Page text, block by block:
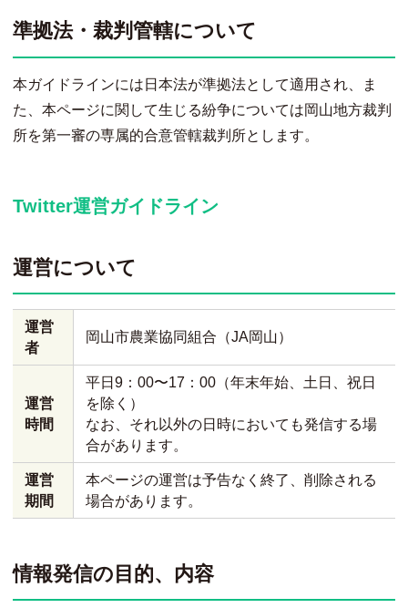
準拠法・裁判管轄について
本ガイドラインには日本法が準拠法として適用され、ま
た、本ページに関して生じる紛争については岡山地方裁判
所を第一審の専属的合意管轄裁判所とします。
Twitter運営ガイドライン
運営について
運営
者
岡山市農業協同組合（JA岡山）
運営
時間
平日9：00〜17：00（年末年始、土日、祝日
を除く）
なお、それ以外の日時においても発信する場
合があります。
運営
期間
本ページの運営は予告なく終了、削除される
場合があります。
情報発信の目的、内容